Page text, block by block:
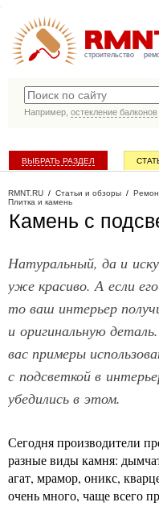
строительство
Например, остекление балконов
ВЫБРАТЬ РАЗДЕЛ
RMNT.RU / Статьи и обзоры /
Плитка и камень
Камень с
Натуральный, да и
уже красиво. А если
то ваш интерьер
и оригинальную
вас примеры
с подсветкой в
убедились в этом.
Сегодня производители
разные виды камня:
агат, мрамор, оникс,
очень много, чаще всего